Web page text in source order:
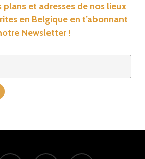
plans et adresses de nos lieux
en Belgique en t’abonnant
Newsletter !